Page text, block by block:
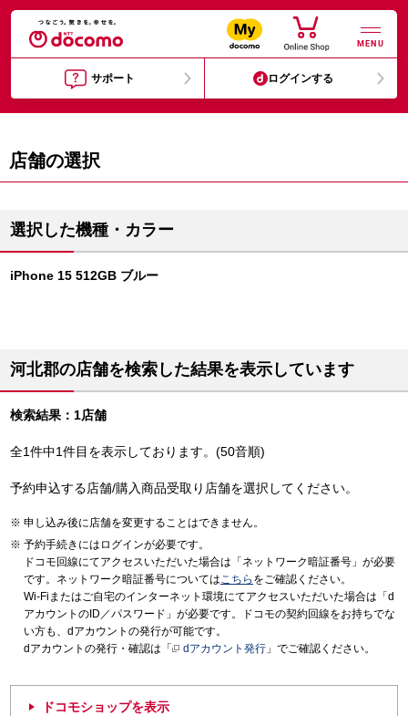
MENU
サポート ログインする
店舗の選択
選択した機種・カラー
iPhone 15 512GB ブルー
河北郡の店舗を検索した結果を表示しています
検索結果：1店舗
全1件中1件目を表示しております。(50音順)
予約申込する店舗/購入商品受取り店舗を選択してください。
申し込み後に店舗を変更することはできません。
予約手続きにはログインが必要です。
ドコモ回線にてアクセスいただいた場合は「ネットワーク暗証番号」が必要
です。ネットワーク暗証番号についてはこちら をご確認ください。
Wi-Fiまたはご自宅のインターネット環境にてアクセスいただいた場合は「d
アカウントのID／パスワード」が必要です。ドコモの契約回線をお持ちでな
い方も、dアカウントの発行が可能です。
dアカウントの発行・確認は「
dアカウント発行 」でご確認ください。
ドコモショップを表示